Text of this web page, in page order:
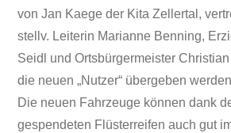
von Jan Kaege der Kita Zellertal,
stellv. Leiterin Marianne Benning,
Seidl und Ortsbürgermeister
die neuen „Nutzer“ übergeben
Die neuen Fahrzeuge können dank
gespendeten Flüsterreifen auch gut